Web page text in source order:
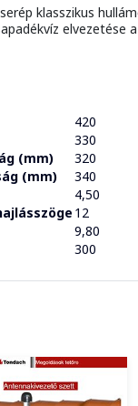
klasszikus
elvezetése
420
330
(mm)
320
(mm)
340
4,50
12
9,80
300